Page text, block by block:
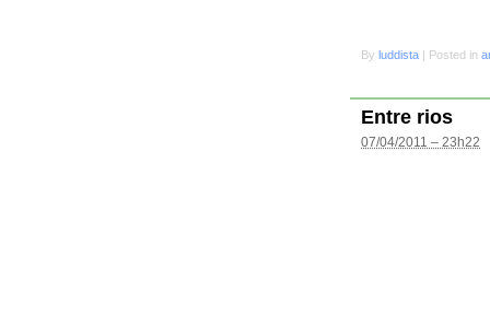
By luddista | Posted in
Entre rios
07/04/2011 – 23h22